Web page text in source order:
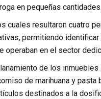
en pequeñas cantidades.
cuales resultaron cuatro
permitiendo
en el sector
de los
de marihuana y pasta
destinados a la